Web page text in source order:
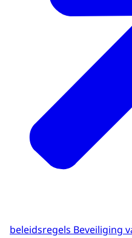
beleidsregels Beveiliging